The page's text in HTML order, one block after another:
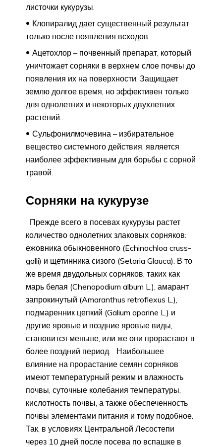
листочки кукурузы.
Клопиралид дает существенный результат
только после появления всходов.
Ацетохлор – почвенный препарат, который
уничтожает сорняки в верхнем слое почвы до
появления их на поверхности. Защищает
землю долгое время, но эффективен только
для однолетних и некоторых двухлетних
растений.
Сульфонилмочевина – избирательное
вещество системного действия, является
наиболее эффективным для борьбы с сорной
травой.
Сорняки на кукурузе
Прежде всего в посевах кукурузы растет
количество однолетних злаковых сорняков:
ежовника обыкновенного (Echinochloa cruss-
galli) и щетинника сизого (Setaria Glauca). В то
же время двудольных сорняков, таких как
марь белая (Chenopodium album L.), амарант
запрокинутый (Amaranthus retroflexus L.),
подмаренник цепкий (Galium aparine L.) и
другие яровые и поздние яровые виды,
становится меньше, или же они прорастают в
более поздний период. Наибольшее
влияние на прорастание семян сорняков
имеют температурный режим и влажность
почвы, суточные колебания температуры,
кислотность почвы, а также обеспеченность
почвы элементами питания и тому подобное.
Так, в условиях Центральной Лесостепи
через 10 дней после посева по вспашке в